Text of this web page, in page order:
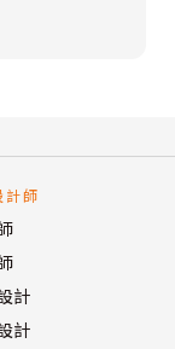
計師
計
計